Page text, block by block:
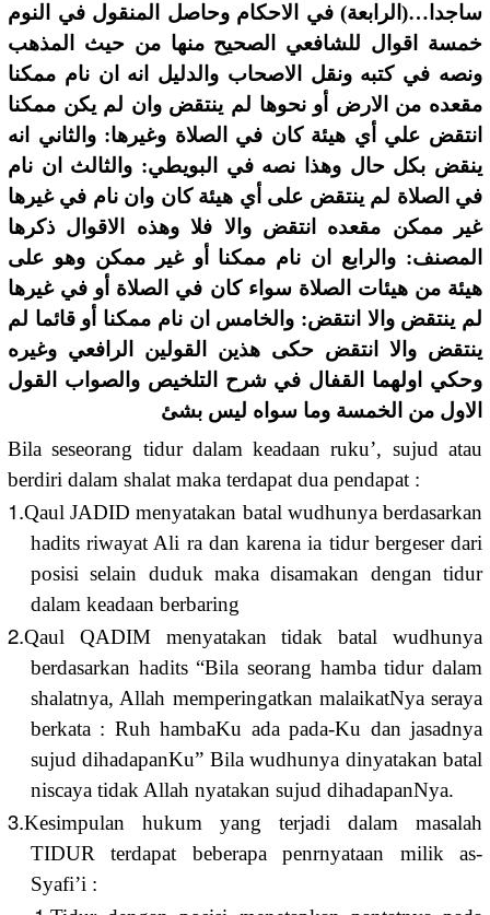
ساجدا…(الرابعة) في الاحكام وحاصل المنقول في النوم
خمسة اقوال للشافعي الصحيح منها من حيث المذهب
ونصه في كتبه ونقل الاصحاب والدليل انه ان نام ممكنا
مقعده من الارض أو نحوها لم ينتقض وان لم يكن ممكنا
انتقض علي أي هيئة كان في الصلاة وغيرها: والثاني انه
ينقض بكل حال وهذا نصه في البويطي: والثالث ان نام
في الصلاة لم ينتقض على أي هيئة كان وان نام في غيرها
غير ممكن مقعده انتقض والا فلا وهذه الاقوال ذكرها
المصنف: والرابع ان نام ممكنا أو غير ممكن وهو على
هيئة من هيئات الصلاة سواء كان في الصلاة أو في غيرها
لم ينتقض والا انتقض: والخامس ان نام ممكنا أو قائما لم
ينتقض والا انتقض حكى هذين القولين الرافعي وغيره
وحكي اولهما القفال في شرح التلخيص والصواب القول
الاول من الخمسة وما سواه ليس بشئ
Bila seseorang tidur dalam keadaan ruku’, sujud atau
berdiri dalam shalat maka terdapat dua pendapat :
1.Qaul JADID menyatakan batal wudhunya berdasarkan
hadits riwayat Ali ra dan karena ia tidur bergeser dari
posisi selain duduk maka disamakan dengan tidur
dalam keadaan berbaring
2.Qaul QADIM menyatakan tidak batal wudhunya
berdasarkan hadits “Bila seorang hamba tidur dalam
shalatnya, Allah memperingatkan malaikatNya seraya
berkata : Ruh hambaKu ada pada-Ku dan jasadnya
sujud dihadapanKu” Bila wudhunya dinyatakan batal
niscaya tidak Allah nyatakan sujud dihadapanNya.
3.Kesimpulan hukum yang terjadi dalam masalah
TIDUR terdapat beberapa penrnyataan milik as-
Syafi’i :